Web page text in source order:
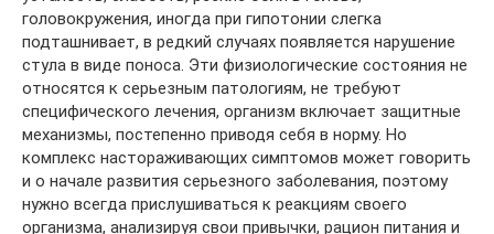
головокружения, иногда при гипотонии слегка
подташнивает, в редкий случаях появляется нарушение
стула в виде поноса. Эти физиологические состояния не
относятся к серьезным патологиям, не требуют
специфического лечения, организм включает защитные
механизмы, постепенно приводя себя в норму. Но
комплекс настораживающих симптомов может говорить
и о начале развития серьезного заболевания, поэтому
нужно всегда прислушиваться к реакциям своего
организма, анализируя свои привычки, рацион питания и